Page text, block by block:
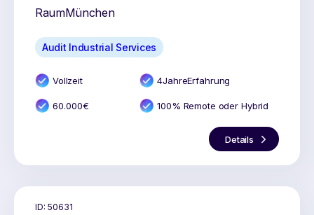
RaumMünchen
Audit Industrial Services
Vollzeit 4JahreErfahrung
60.000€ 100% Remote oder Hybrid
Details
ID: 50631